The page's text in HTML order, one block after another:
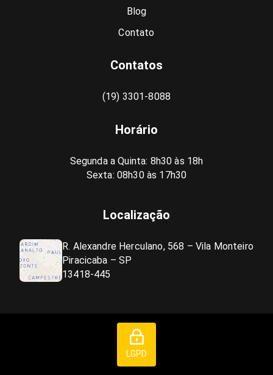
Blog
Contato
Contatos
(19) 3301-8088
Horário
Segunda a Quinta: 8h30 às 18h
Sexta: 08h30 às 17h30
Localização
R. Alexandre Herculano, 568 – Vila Monteiro
Piracicaba – SP
13418-445
LGPD